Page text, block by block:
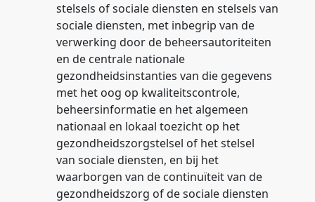
stelsels of sociale diensten en stelsels van
sociale diensten, met inbegrip van de
verwerking door de beheersautoriteiten
en de centrale nationale
gezondheidsinstanties van die gegevens
met het oog op kwaliteitscontrole,
beheersinformatie en het algemeen
nationaal en lokaal toezicht op het
gezondheidszorgstelsel of het stelsel
van sociale diensten, en bij het
waarborgen van de continuïteit van de
gezondheidszorg of de sociale diensten